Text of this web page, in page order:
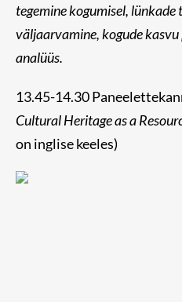
tegemine kogumisel,
väljaarvamine, kogude
analüüs.
13.45-14.30
Cultural Heritage as a
on inglise keeles)